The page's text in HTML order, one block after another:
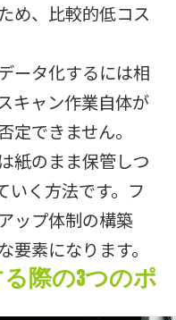
め、比較的低コス
ータ化するには相
キャン作業自体が
定できません。
紙のまま保管しつ
いく方法です。フ
ップ体制の構築
素になります。
際の3つのポ